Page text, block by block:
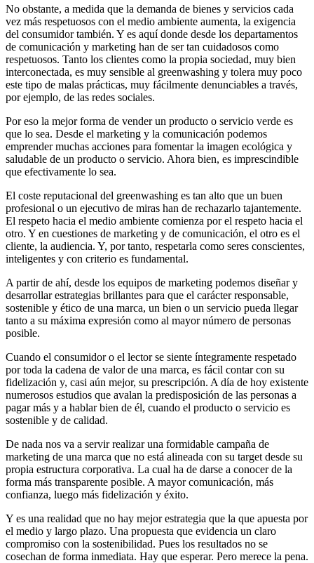
No obstante, a medida que la demanda de bienes y servicios cada
vez más respetuosos con el medio ambiente aumenta, la exigencia
del consumidor también. Y es aquí donde desde los departamentos
de comunicación y marketing han de ser tan cuidadosos como
respetuosos. Tanto los clientes como la propia sociedad, muy bien
interconectada, es muy sensible al greenwashing y tolera muy poco
este tipo de malas prácticas, muy fácilmente denunciables a través,
por ejemplo, de las redes sociales.
Por eso la mejor forma de vender un producto o servicio verde es
que lo sea. Desde el marketing y la comunicación podemos
emprender muchas acciones para fomentar la imagen ecológica y
saludable de un producto o servicio. Ahora bien, es imprescindible
que efectivamente lo sea.
El coste reputacional del greenwashing es tan alto que un buen
profesional o un ejecutivo de miras han de rechazarlo tajantemente.
El respeto hacia el medio ambiente comienza por el respeto hacia el
otro. Y en cuestiones de marketing y de comunicación, el otro es el
cliente, la audiencia. Y, por tanto, respetarla como seres conscientes,
inteligentes y con criterio es fundamental.
A partir de ahí, desde los equipos de marketing podemos diseñar y
desarrollar estrategias brillantes para que el carácter responsable,
sostenible y ético de una marca, un bien o un servicio pueda llegar
tanto a su máxima expresión como al mayor número de personas
posible.
Cuando el consumidor o el lector se siente íntegramente respetado
por toda la cadena de valor de una marca, es fácil contar con su
fidelización y, casi aún mejor, su prescripción. A día de hoy existente
numerosos estudios que avalan la predisposición de las personas a
pagar más y a hablar bien de él, cuando el producto o servicio es
sostenible y de calidad.
De nada nos va a servir realizar una formidable campaña de
marketing de una marca que no está alineada con su target desde su
propia estructura corporativa. La cual ha de darse a conocer de la
forma más transparente posible. A mayor comunicación, más
confianza, luego más fidelización y éxito.
Y es una realidad que no hay mejor estrategia que la que apuesta por
el medio y largo plazo. Una propuesta que evidencia un claro
compromiso con la sostenibilidad. Pues los resultados no se
cosechan de forma inmediata. Hay que esperar. Pero merece la pena.